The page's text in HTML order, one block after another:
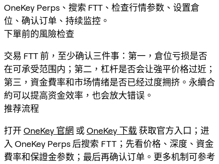
OneKey Perps、搜索 FTT、检查行情参数、设置倉
位、确认订单、持续监控。
下單前的風險检查
交易 FTT 前，至少确认三件事：第一，倉位亏损是否
在可承受范围内；第二，杠杆是否会让強平价格过近；
第三，資金費率和市场情绪是否已经过度拥挤。永續合
約可以提高资金效率，也会放大错误。
推荐流程
打开 OneKey 官網 或OneKey 下载 获取官方入口；进
入 OneKey Perps 后搜索 FTT ；先看价格、深度、資金
費率和保證金参数；最后再确认订单。更多机制可参考